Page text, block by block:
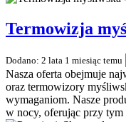
Termowizja
Dodano: 2 lata 1 miesiąc temu
Nasza oferta obejmuje
oraz termowizory
wymaganiom. Nasze
w nocy, oferując przy tym